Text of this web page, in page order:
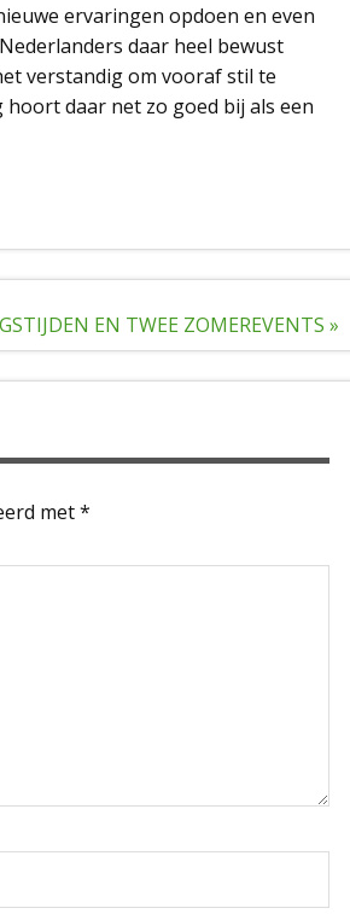
ervaringen opdoen en even
daar heel bewust
verstandig om vooraf stil te
daar net zo goed bij als een
EN TWEE ZOMEREVENTS »
met*